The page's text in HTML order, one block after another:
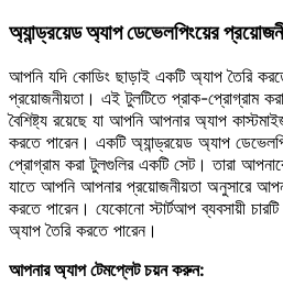
অ্যান্ড্রয়েড অ্যাপ ডেভেলপিংয়ের
আপনি যদি কোডিং ছাড়াই একটি অ্যাপ তৈরি
প্রয়োজনীয়তা। এই টুলটিতে প্রাক-প্রোগ্রাম
বৈশিষ্ট্য রয়েছে যা আপনি আপনার অ্যাপ
করতে পারেন। একটি অ্যান্ড্রয়েড অ্যাপ
প্রোগ্রাম করা টুলগুলির একটি সেট। তারা
যাতে আপনি আপনার প্রয়োজনীয়তা অনুসারে
করতে পারেন। যেকোনো স্টার্টআপ ব্যবসায়ী
অ্যাপ তৈরি করতে পারেন।
আপনার অ্যাপ টেমপ্লেট চয়ন করুন: